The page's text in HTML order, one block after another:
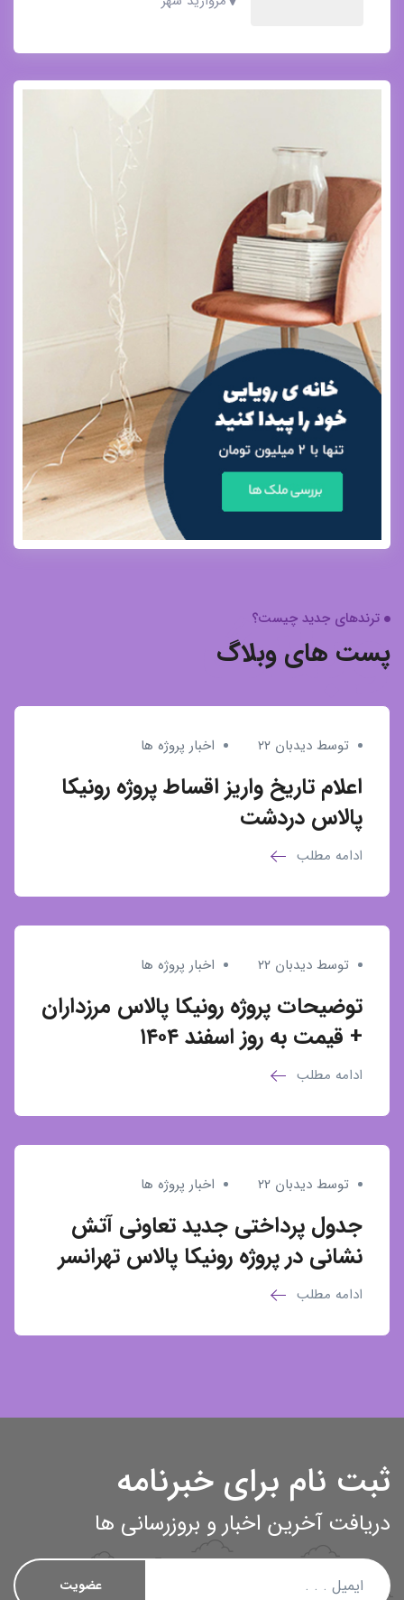
وبلاگ
ترندهای جدید چیست؟
پست های وبلاگ
توسط دیدبان ۲۲ اخبار پروژه ها
اعلام تاریخ واریز اقساط پروژه رونیکا
پالاس دردشت
ادامه مطلب
توسط دیدبان ۲۲ اخبار پروژه ها
توضیحات پروژه رونیکا پالاس مرزداران
+ قیمت به روز اسفند ۱۴۰۴
ادامه مطلب
توسط دیدبان ۲۲ اخبار پروژه ها
جدول پرداختی جدید تعاونی آتش
نشانی در پروژه رونیکا پالاس تهرانسر
ادامه مطلب
ثبت نام برای خبرنامه
دریافت آخرین اخبار و بروزرسانی ها